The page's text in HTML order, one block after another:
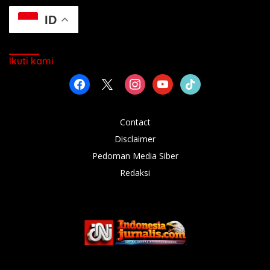
ID
Ikuti kami
facebook instagramyoutubetiktok
Contact
Disclaimer
Pedoman Media Siber
Redaksi